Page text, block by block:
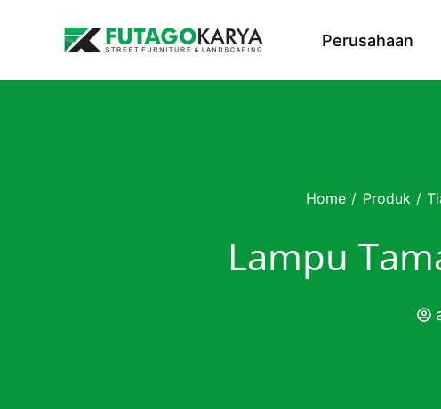
Perusahaan
Home / Produk /
Lampu